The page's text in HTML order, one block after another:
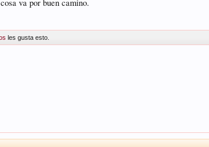
va por buen camino.
les gusta esto.